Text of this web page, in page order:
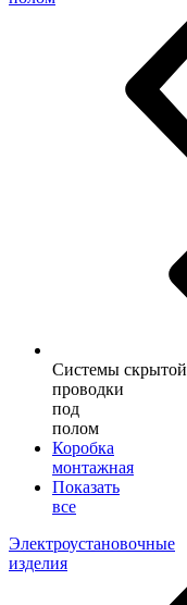
Системы скрытой
проводки
под
полом
Коробка
монтажная
Показать
все
Электроустановочные
изделия